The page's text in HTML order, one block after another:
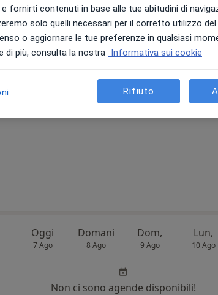
Oggi
7 Ago
Domani
8 Ago
Dom,
9 Ago
Lun,
10 Ago
Chiedi di attivare le prenotazioni
Oggi
7 Ago
Domani
8 Ago
Dom,
9 Ago
Lun,
10 Ago
Non ci sono agende disponibili!
fornirti contenuti in base alle tue abitudini di
solo quelli necessari per il corretto utilizzo
o aggiornare le tue preferenze in qualsiasi
di più, consulta la nostra Informativa sui cookie
Rifiuto